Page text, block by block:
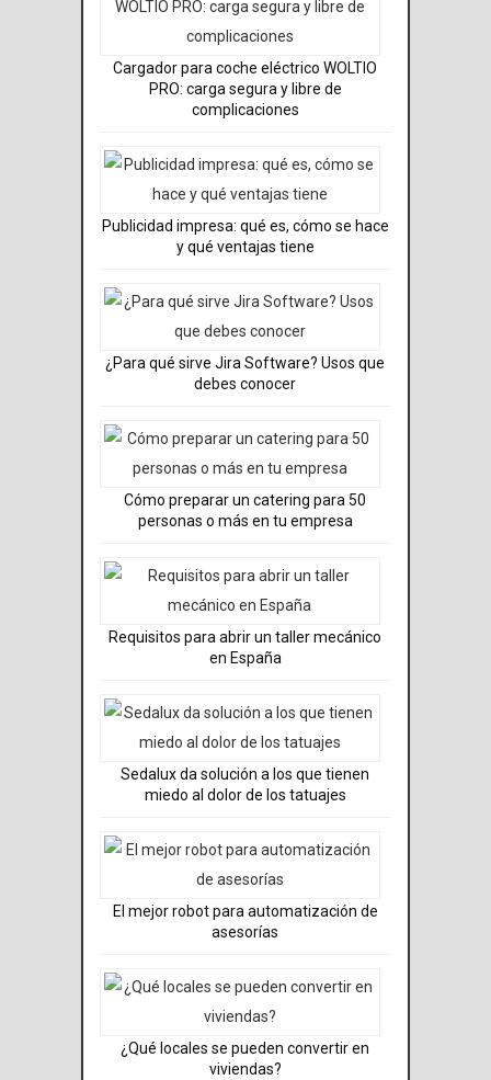
Cargador para coche eléctrico WOLTIO
PRO: carga segura y libre de
complicaciones​
Publicidad impresa: qué es, cómo se hace
y qué ventajas tiene
¿Para qué sirve Jira Software? Usos que
debes conocer
Cómo preparar un catering para 50
personas o más en tu empresa
Requisitos para abrir un taller mecánico
en España
Sedalux da solución a los que tienen
miedo al dolor de los tatuajes
El mejor robot para automatización de
asesorías
¿Qué locales se pueden convertir en
viviendas?